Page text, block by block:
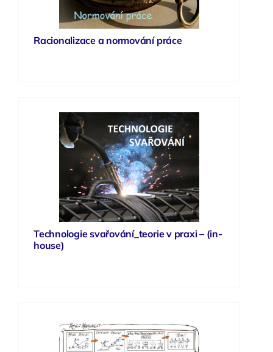
Racionalizace a normování práce
Technologie svařování_teorie v praxi – (in-
house)